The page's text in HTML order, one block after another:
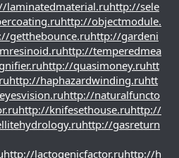
laminatedmaterial.ruhttp://sele
http://objectmodule.
getthebounce.ruhttp://gardeni
http://temperedmea
http://quasimoney.ruhtt
http://haphazardwinding.ruhtt
http://naturalfuncto
http://knifesethouse.ruhttp://
http://gasreturn
http://lactogenicfactor.ruhttp://h